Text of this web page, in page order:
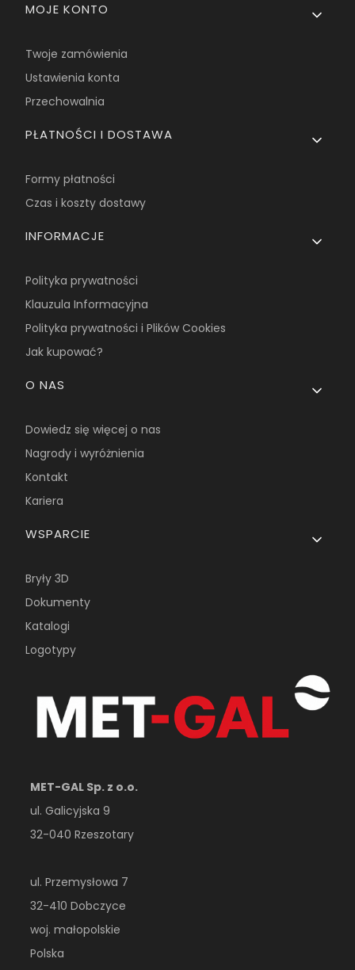
MOJE KONTO
Twoje zamówienia
Ustawienia konta
Przechowalnia
PŁATNOŚCI I DOSTAWA
Formy płatności
Czas i koszty dostawy
INFORMACJE
Polityka prywatności
Klauzula Informacyjna
Polityka prywatności i Plików Cookies
Jak kupować?
O NAS
Dowiedz się więcej o nas
Nagrody i wyróżnienia
Kontakt
Kariera
WSPARCIE
Bryły 3D
Dokumenty
Katalogi
Logotypy
MET-GAL Sp. z o.o.
ul. Galicyjska 9
32-040 Rzeszotary
ul. Przemysłowa 7
32-410 Dobczyce
woj. małopolskie
Polska